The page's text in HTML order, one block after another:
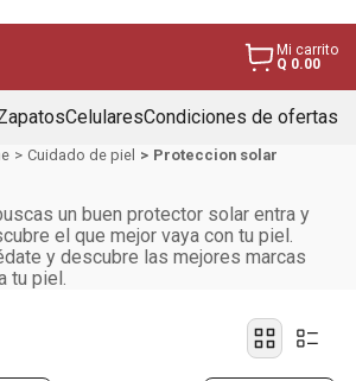
Mi carrito
Q 0.00
CelularesCondiciones de ofertas
Cuidado de piel Proteccion solar
un buen protector solar entra y
el que mejor vaya con tu piel.
y descubre las mejores marcas
tu piel.